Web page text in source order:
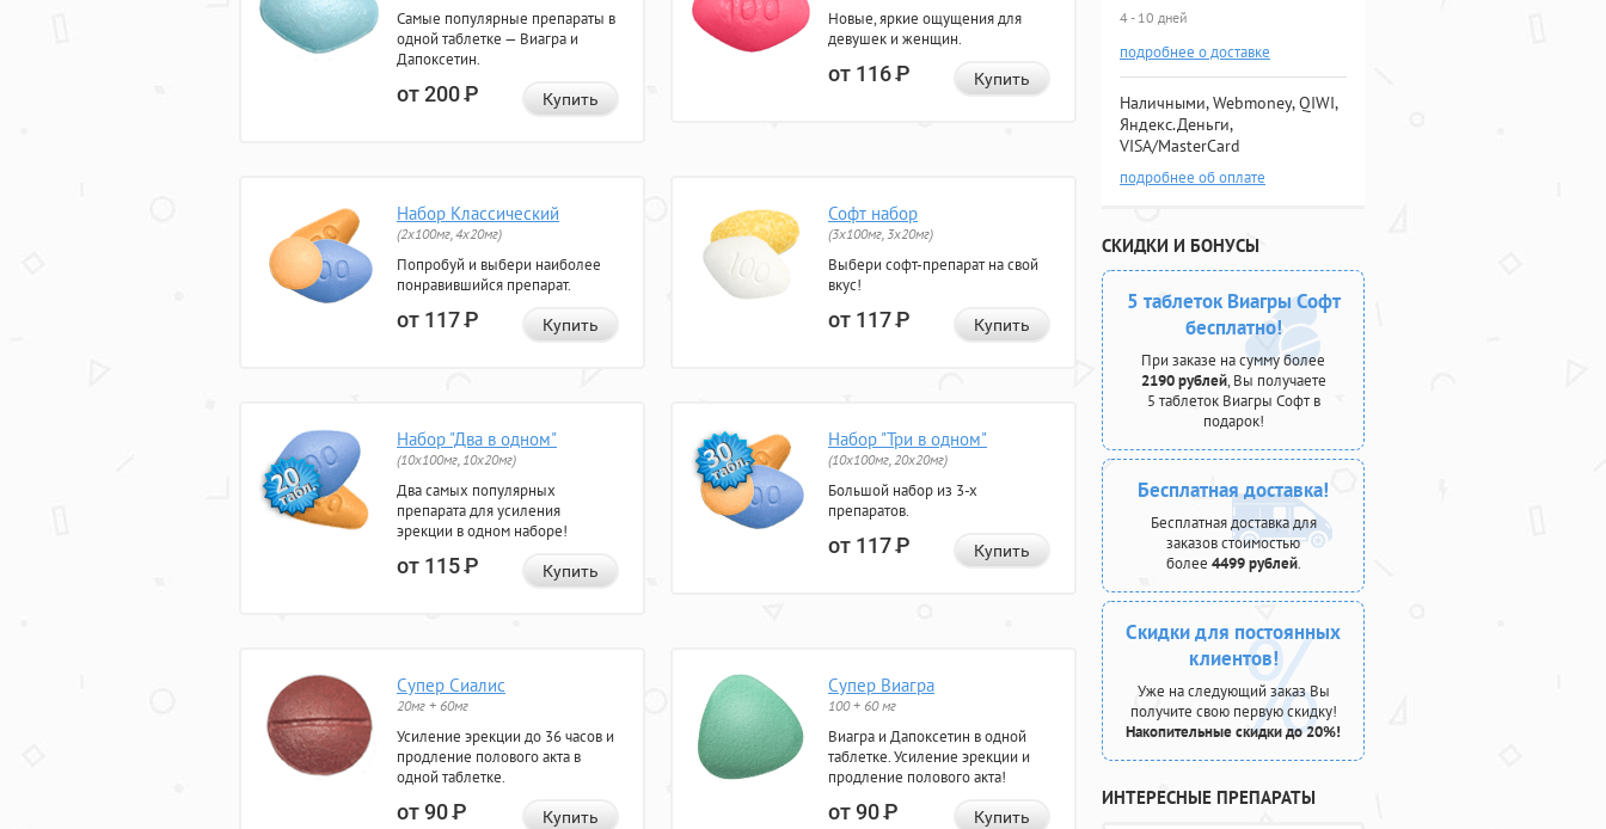
Самые популярные препараты в
одной таблетке — Виагра и
Дапоксетин.
от 200Р Купить
Новые, яркие ощущения для
девушек и женщин.
от 116Р Купить
Набор Классический
(2x100мг, 4x20мг)
Попробуй и выбери наиболее
понравившийся препарат.
от 117Р Купить
Софт набор
(3x100мг, 3x20мг)
Выбери софт-препарат на свой
вкус!
от 117Р Купить
Набор "Два в одном"
(10x100мг, 10x20мг)
Два самых популярных
препарата для усиления
эрекции в одном наборе!
от 115Р Купить
Набор "Три в одном"
(10x100мг, 20x20мг)
Большой набор из 3-х
препаратов.
от 117Р Купить
Супер Сиалис
20мг + 60мг
Усиление эрекции до 36 часов и
продление полового акта в
одной таблетке.
от 90Р Купить
Супер Виагра
100 + 60 мг
Виагра и Дапоксетин в одной
таблетке. Усиление эрекции и
продление полового акта!
от 90Р Купить
4 - 10 дней
подробнее о доставке
Наличными, Webmoney, QIWI,
Яндекс.Деньги,
VISA/MasterCard
подробнее об оплате
СКИДКИ И БОНУСЫ
5 таблеток Виагры Софт
бесплатно!
При заказе на сумму более
2190 рублей, Вы получаете
5 таблеток Виагры Софт в
подарок!
Бесплатная доставка!
Бесплатная доставка для
заказов стоимостью
более 4499 рублей.
Скидки для постоянных
клиентов!
Уже на следующий заказ Вы
получите свою первую скидку!
Накопительные скидки до 20%!
ИНТЕРЕСНЫЕ ПРЕПАРАТЫ